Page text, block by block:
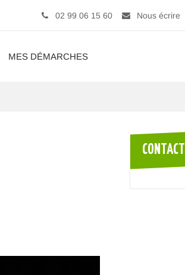
02 99 06 15 60
Nous écrire
MES DÉMARCHES
CONTACT